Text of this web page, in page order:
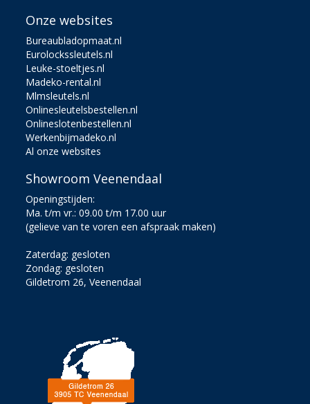
Onze websites
Bureaubladopmaat.nl
Eurolockssleutels.nl
Leuke-stoeltjes.nl
Madeko-rental.nl
Mlmsleutels.nl
Onlinesleutelsbestellen.nl
Onlineslotenbestellen.nl
Werkenbijmadeko.nl
Al onze websites
Showroom Veenendaal
Openingstijden:
Ma. t/m vr.: 09.00 t/m 17.00 uur
(gelieve van te voren een afspraak maken)
Zaterdag: gesloten
Zondag: gesloten
Gildetrom 26, Veenendaal